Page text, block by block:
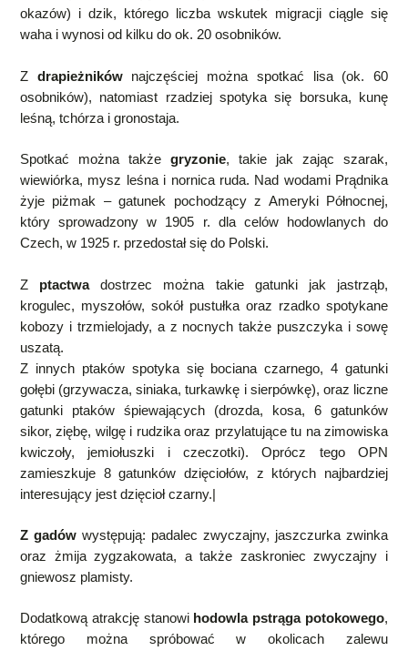
okazów) i dzik, którego liczba wskutek migracji ciągle się
waha i wynosi od kilku do ok. 20 osobników.
Z drapieżnikównajczęściej można spotkać lisa (ok. 60
osobników), natomiast rzadziej spotyka się borsuka, kunę
leśną, tchórza i gronostaja.
Spotkać można także gryzonie, takie jak zając szarak,
wiewiórka, mysz leśna i nornica ruda. Nad wodami Prądnika
żyje piżmak – gatunek pochodzący z Ameryki Północnej,
który sprowadzony w 1905 r. dla celów hodowlanych do
Czech, w 1925 r. przedostał się do Polski.
Z ptactwadostrzec można takie gatunki jak jastrząb,
krogulec, myszołów, sokół pustułka oraz rzadko spotykane
kobozy i trzmielojady, a z nocnych także puszczyka i sowę
uszatą.
Z innych ptaków spotyka się bociana czarnego, 4 gatunki
gołębi (grzywacza, siniaka, turkawkę i sierpówkę), oraz liczne
gatunki ptaków śpiewających (drozda, kosa, 6 gatunków
sikor,ziębę, wilgę i rudzika oraz przylatujące tu na zimowiska
kwiczoły, jemiołuszki i czeczotki). Oprócz tego OPN
zamieszkuje 8 gatunków dzięciołów, z których najbardziej
interesujący jest dzięcioł czarny.|
Z gadów występują: padalec zwyczajny, jaszczurka zwinka
oraz żmija zygzakowata, a także zaskroniec zwyczajny i
gniewosz plamisty.
Dodatkową atrakcję stanowihodowla pstrąga potokowego,
którego można spróbować w okolicach zalewu